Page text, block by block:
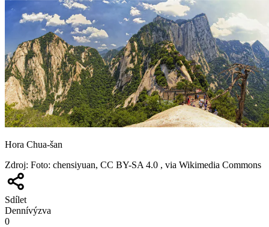
Hora Chua-šan
Zdroj: Foto: chensiyuan, CC BY-SA 4.0 , via Wikimedia Commons
Sdílet
Dennívýzva
0